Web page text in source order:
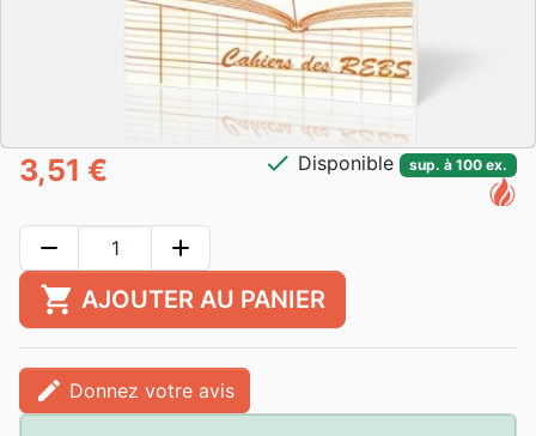
3,51 € check Disponible sup. à 100 ex.
remove add
shopping_cart AJOUTER AU PANIER
edit Donnez votre avis